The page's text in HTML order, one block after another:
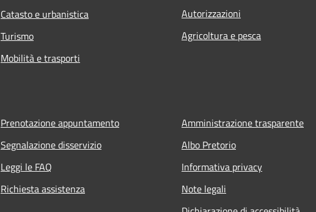
Catasto e urbanistica
Turismo
Mobilità e trasporti
Autorizzazioni
Agricoltura e pesca
Prenotazione appuntamento
Segnalazione disservizio
Leggi le FAQ
Richiesta assistenza
Amministrazione trasparente
Albo Pretorio
Informativa privacy
Note legali